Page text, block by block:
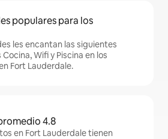
populares para los
les encantan las siguientes
Wifi y Piscina en los
Fort Lauderdale.
4.8
en Fort Lauderdale tienen